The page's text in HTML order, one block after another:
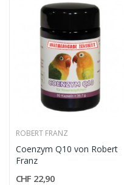
ROBERT FRANZ
Coenzym Q10 von Robert
Franz
CHF 22,90